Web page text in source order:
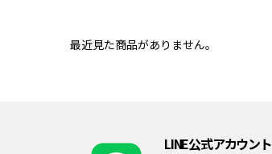
最近見た商品がありません。
LINE公式アカウント